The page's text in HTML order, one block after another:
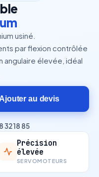
usiné.
par flexion contrôlée
angulaire élevée, idéal
Ajouter au devis
32 18 85
Précision
élevée
SERVOMOTEURS